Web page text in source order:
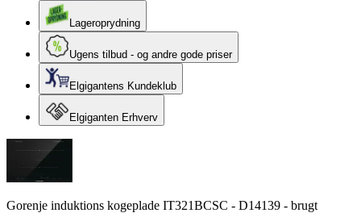
Lageroprydning
Ugens tilbud - og andre gode priser
Elgigantens Kundeklub
Elgiganten Erhverv
Gorenje induktions kogeplade IT321BCSC - D14139 - brugt